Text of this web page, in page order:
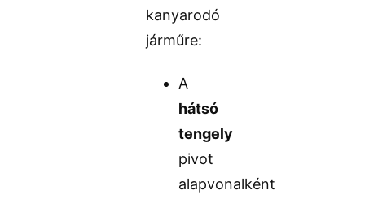
kanyarodó
járműre:
A
hátsó
tengely
pivot
alapvonalként